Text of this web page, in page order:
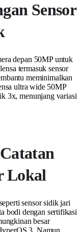
Sensor
depan 50MP untuk
termasuk sensor
meminimalkan
ultra wide 50MP
3x, menunjang variasi
Lokal
sensor sidik jari
bodi dengan sertifikasi
besar